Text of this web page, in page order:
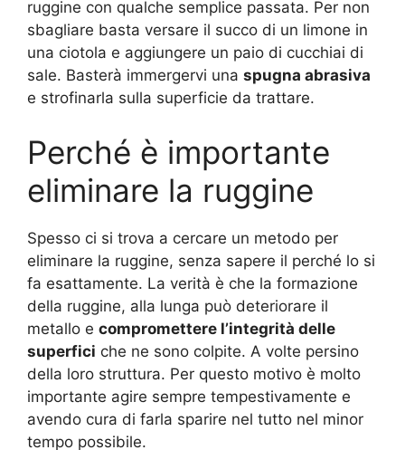
ruggine con qualche semplice passata. Per non
sbagliare basta versare il succo di un limone in
una ciotola e aggiungere un paio di cucchiai di
sale. Basterà immergervi una spugna abrasiva
e strofinarla sulla superficie da trattare.
Perché è importante
eliminare la ruggine
Spesso ci si trova a cercare un metodo per
eliminare la ruggine, senza sapere il perché lo si
fa esattamente. La verità è che la formazione
della ruggine, alla lunga può deteriorare il
metallo e compromettere l’integrità delle
superfici che ne sono colpite. A volte persino
della loro struttura. Per questo motivo è molto
importante agire sempre tempestivamente e
avendo cura di farla sparire nel tutto nel minor
tempo possibile.